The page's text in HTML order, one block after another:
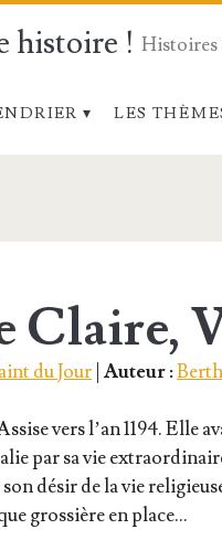
histoire ! Histoires
LES
Claire,
du Jour |Auteur :
vers l’an 1194. Elle
par sa vie
désir de la vie
gros­sière en place…